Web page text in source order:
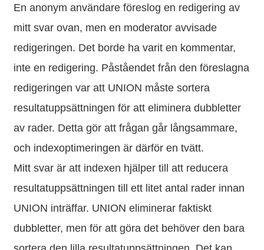
En anonym användare föreslog en redigering av
mitt svar ovan, men en moderator avvisade
redigeringen. Det borde ha varit en kommentar,
inte en redigering. Påståendet från den föreslagna
redigeringen var att UNION måste sortera
resultatuppsättningen för att eliminera dubbletter
av rader. Detta gör att frågan går långsammare,
och indexoptimeringen är därför en tvätt.
Mitt svar är att indexen hjälper till att reducera
resultatuppsättningen till ett litet antal rader innan
UNION inträffar. UNION eliminerar faktiskt
dubbletter, men för att göra det behöver den bara